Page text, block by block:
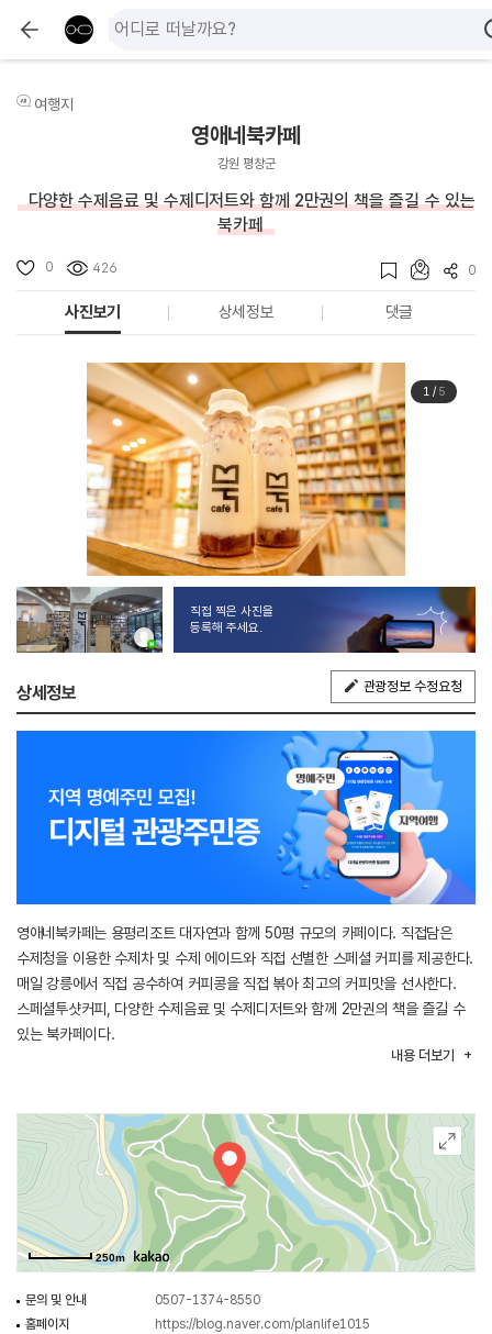
여행지
영애네북카페
강원 평창군
다양한 수제음료 및 수제디저트와 함께 2만권의 책을 즐길 수 있는
북카페
0 426 0
사진보기 상세정보 댓글
1/ 5
직접 찍은 사진을
등록해 주세요.
상세정보 관광정보 수정요청
영애네북카페는 용평리조트 대자연과 함께 50평 규모의 카페이다. 직접담은
수제청을 이용한 수제차 및 수제 에이드와 직접 선별한 스페셜 커피를 제공한다.
매일 강릉에서 직접 공수하여 커피콩을 직접 볶아 최고의 커피맛을 선사한다.
스페셜투샷커피, 다양한 수제음료 및 수제디저트와 함께 2만권의 책을 즐길 수
있는 북카페이다.
내용 더보기
250m
문의 및 안내
0507-1374-8550
홈페이지
https://blog.naver.com/planlife1015